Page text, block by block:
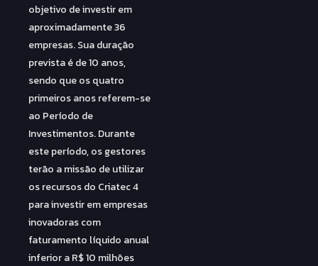
objetivo de investir em
aproximadamente 36
empresas. Sua duração
prevista é de 10 anos,
sendo que os quatro
primeiros anos referem-se
ao Período de
Investimentos. Durante
este período, os gestores
terão a missão de utilizar
os recursos do Criatec 4
para investir em empresas
inovadoras com
faturamento líquido anual
inferior a R$ 10 milhões